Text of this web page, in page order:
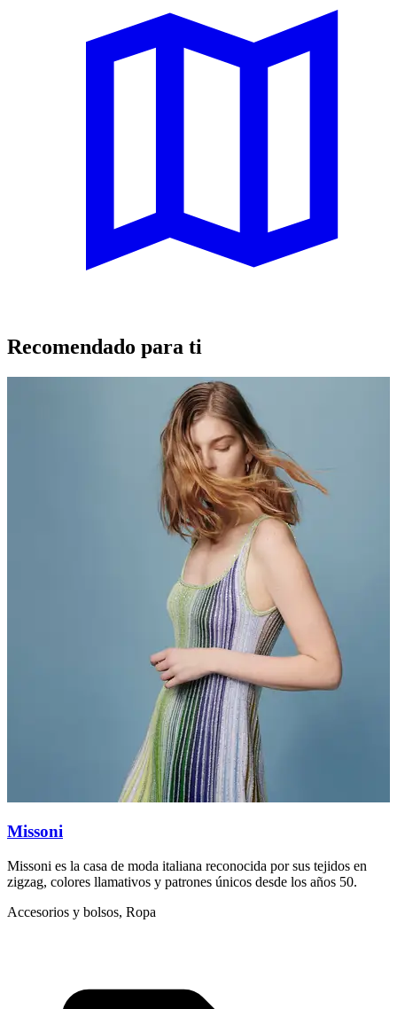
Recomendado para ti
Missoni
Missoni es la casa de moda italiana reconocida por sus tejidos en
zigzag, colores llamativos y patrones únicos desde los años 50.
Accesorios y bolsos, Ropa